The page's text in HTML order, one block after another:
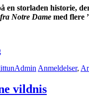
en storladen historie,
Notre Dame med flere
Anmeldelser,
vildnis